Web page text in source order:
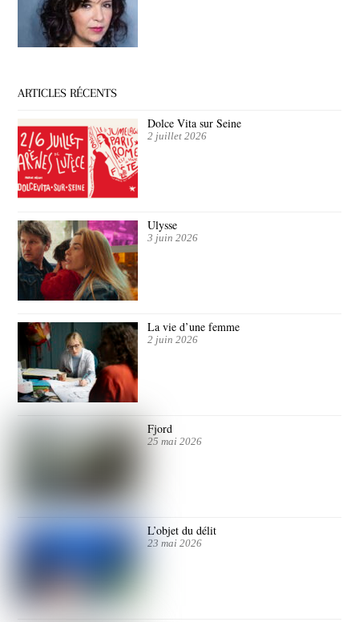
ARTICLES RÉCENTS
Dolce Vita sur Seine
2 juillet 2026
Ulysse
3 juin 2026
La vie d’une femme
2 juin 2026
Fjord
25 mai 2026
L’objet du délit
23 mai 2026